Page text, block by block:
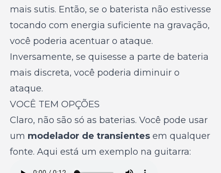
mais sutis. Então, se o baterista não estivesse
tocando com energia suficiente na gravação,
você poderia acentuar o ataque.
Inversamente, se quisesse a parte de bateria
mais discreta, você poderia diminuir o
ataque.
VOCÊ TEM OPÇÕES
Claro, não são só as baterias. Você pode usar
um modelador de transientes em qualquer
fonte. Aqui está um exemplo na guitarra: